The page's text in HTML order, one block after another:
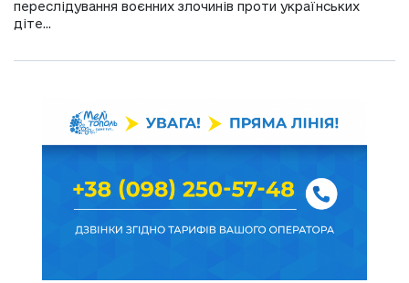
переслідування воєнних злочинів проти українських
діте...